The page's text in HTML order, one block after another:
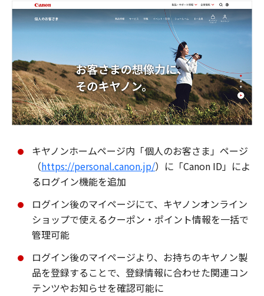
キヤノンホームページ内「個人のお客さま」ページ
（https://personal.canon.jp/）に「Canon ID」によ
るログイン機能を追加
ログイン後のマイページにて、キヤノンオンライン
ショップで使えるクーポン・ポイント情報を一括で
管理可能
ログイン後のマイページより、お持ちのキヤノン製
品を登録することで、登録情報に合わせた関連コン
テンツやお知らせを確認可能に